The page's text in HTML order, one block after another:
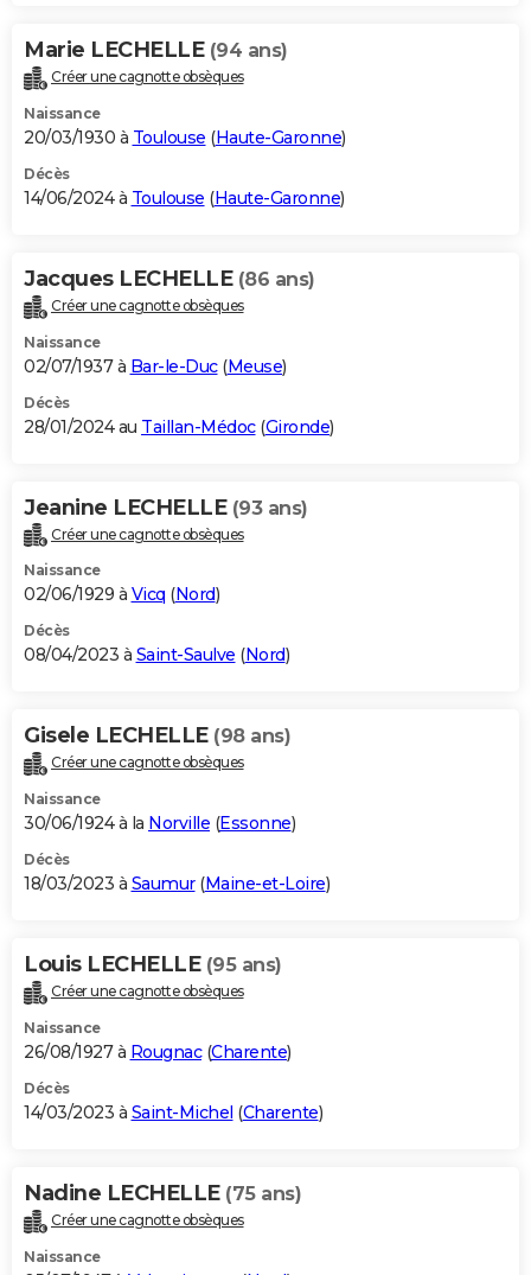
Marie LECHELLE (94 ans)
Créer une cagnotte obsèques
Naissance
20/03/1930 à Toulouse (Haute-Garonne)
Décès
14/06/2024 à Toulouse (Haute-Garonne)
Jacques LECHELLE (86 ans)
Créer une cagnotte obsèques
Naissance
02/07/1937 à Bar-le-Duc(Meuse)
Décès
28/01/2024 au Taillan-Médoc(Gironde)
Jeanine LECHELLE (93 ans)
Créer une cagnotte obsèques
Naissance
02/06/1929 à Vicq (Nord)
Décès
08/04/2023 à Saint-Saulve (Nord)
Gisele LECHELLE (98 ans)
Créer une cagnotte obsèques
Naissance
30/06/1924 à la Norville (Essonne)
Décès
18/03/2023 à Saumur(Maine-et-Loire)
Louis LECHELLE (95 ans)
Créer une cagnotte obsèques
Naissance
26/08/1927 à Rougnac(Charente)
Décès
14/03/2023 à Saint-Michel (Charente)
Nadine LECHELLE (75 ans)
Créer une cagnotte obsèques
Naissance